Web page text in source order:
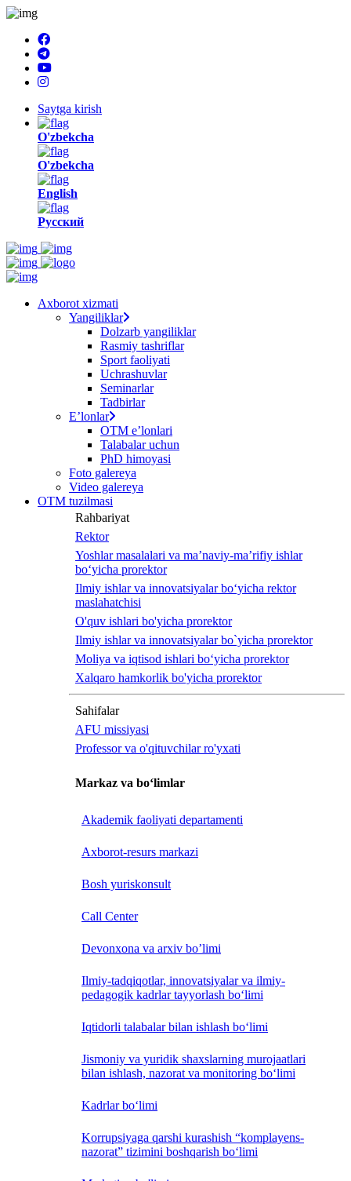
Saytga kirish
O'zbekcha
O'zbekcha
English
Русский
Axborot xizmati
Yangiliklar
Dolzarb yangiliklar
Rasmiy tashriflar
Sport faoliyati
Uchrashuvlar
Seminarlar
Tadbirlar
Eʼlonlar
OTM eʼlonlari
Talabalar uchun
PhD himoyasi
Foto galereya
Video galereya
OTM tuzilmasi
Rahbariyat
Rektor
Yoshlar masalalari va ma’naviy-ma’rifiy ishlar
bo‘yicha prorektor
Ilmiy ishlar va innovatsiyalar bo‘yicha rektor
maslahatchisi
O'quv ishlari bo'yicha prorektor
Ilmiy ishlar va innovatsiyalar bo`yicha prorektor
Moliya va iqtisod ishlari bo‘yicha prorektor
Xalqaro hamkorlik bo'yicha prorektor
Sahifalar
AFU missiyasi
Professor va o'qituvchilar ro'yxati
Markaz va bo‘limlar
Akademik faoliyati departamenti
Axborot-resurs markazi
Bosh yuriskonsult
Call Center
Devonxona va arxiv bo’limi
Ilmiy-tadqiqotlar, innovatsiyalar va ilmiy-
pedagogik kadrlar tayyorlash bo‘limi
Iqtidorli talabalar bilan ishlash bo‘limi
Jismoniy va yuridik shaxslarning murojaatlari
bilan ishlash, nazorat va monitoring bo‘limi
Kadrlar bo‘limi
Korrupsiyaga qarshi kurashish “komplayens-
nazorat” tizimini boshqarish bo‘limi